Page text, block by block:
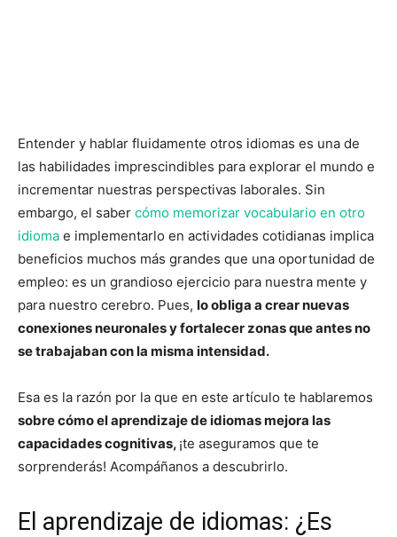
Entender y hablar fluidamente otros idiomas es una de
las habilidades imprescindibles para explorar el mundo e
incrementar nuestras perspectivas laborales. Sin
embargo, el saber cómo memorizar vocabulario en otro
idioma e implementarlo en actividades cotidianas implica
beneficios muchos más grandes que una oportunidad de
empleo: es un grandioso ejercicio para nuestra mente y
para nuestro cerebro. Pues, lo obliga a crear nuevas
conexiones neuronales y fortalecer zonas que antes no
se trabajaban con la misma intensidad.
Esa es la razón por la que en este artículo te hablaremos
sobre cómo el aprendizaje de idiomas mejora las
capacidades cognitivas, ¡te aseguramos que te
sorprenderás! Acompáñanos a descubrirlo.
El aprendizaje de idiomas: ¿Es